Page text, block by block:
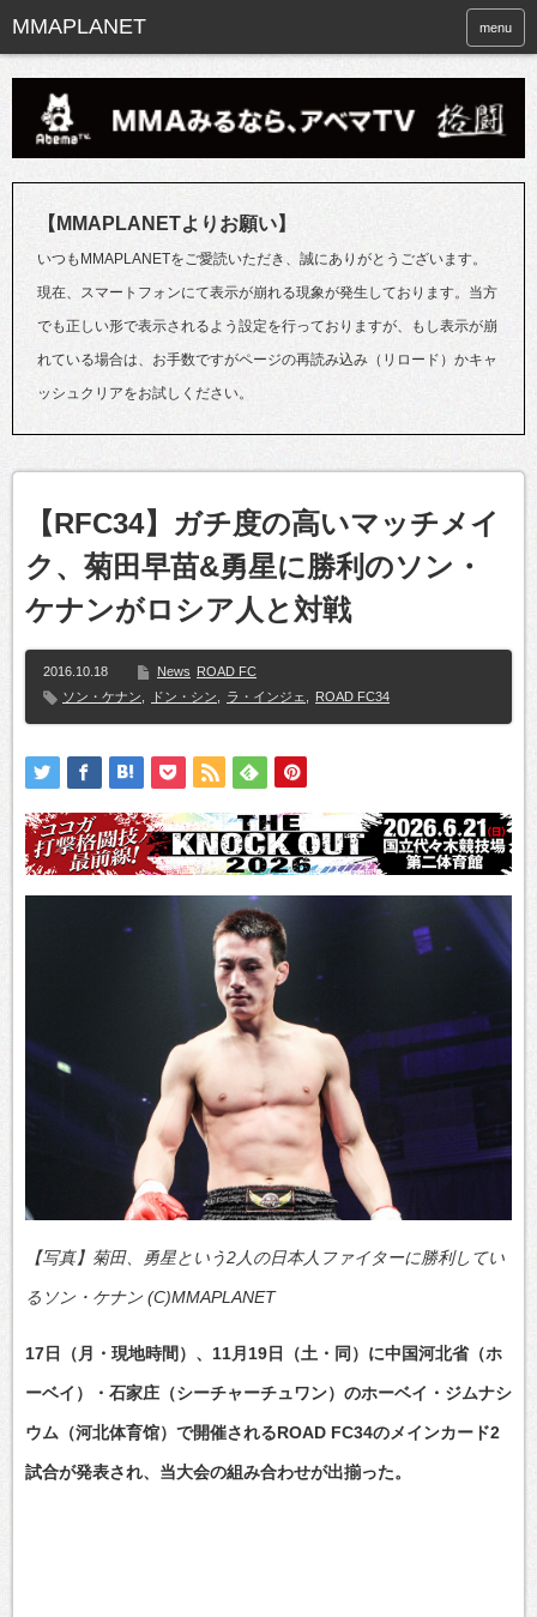
menu
【MMAPLANETよりお願い】
いつもMMAPLANETをご愛読いただき、誠にありがとうございます。
現在、スマートフォンにて表示が崩れる現象が発生しております。当方
でも正しい形で表示されるよう設定を行っておりますが、もし表示が崩
れている場合は、お手数ですがページの再読み込み（リロード）かキャ
ッシュクリアをお試しください。
【RFC34】ガチ度の高いマッチメイ
ク、菊田早苗&勇星に勝利のソン・
ケナンがロシア人と対戦
2016.10.18 News ROAD FC
ソン・ケナン
ドン・シン ラ・インジェ ROAD FC34
【写真】菊田、勇星という2人の日本人ファイターに勝利してい
るソン・ケナン (C)MMAPLANET
17日（月・現地時間）、11月19日（土・同）に中国河北省（ホ
ーベイ）・石家庄（シーチャーチュワン）のホーベイ・ジムナシ
ウム（河北体育馆）で開催されるROAD FC34のメインカード2
試合が発表され、当大会の組み合わせが出揃った。